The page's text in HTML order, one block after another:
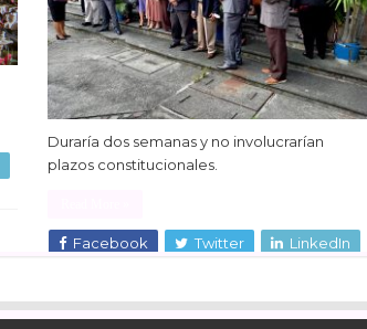
Duraría dos semanas y no involucrarían
plazos constitucionales.
Facebook Twitter LinkedIn